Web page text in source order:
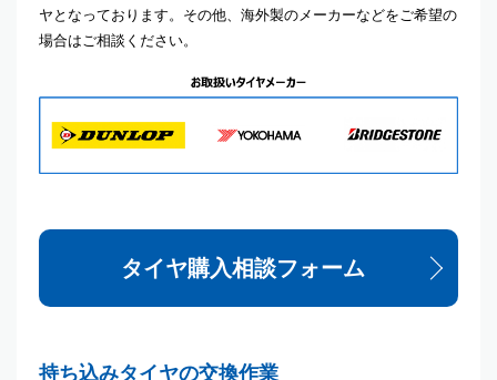
ヤとなっております。その他、海外製のメーカーなどをご希望の
場合はご相談ください。
タイヤ購入相談フォーム
持ち込みタイヤの交換作業